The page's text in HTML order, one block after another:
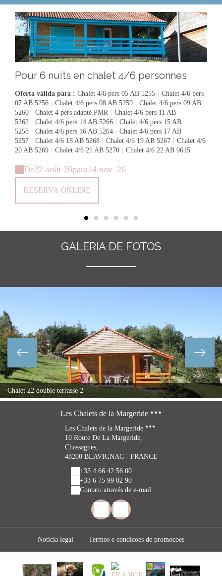
Pour 6 nuits en chalet 4/6 personnes
Oferta válida para : Chalet 4/6 pers 05 AB 5255
Chalet 4/6 pers
07 AB 5256
Chalet 4/6 pers 08 AB 5259
Chalet 4/6 pers 09 AB
5260
Chalet 4 pers adapté PMR
Chalet 4/6 pers 11 AB
5262
Chalet 4/6 pers 14 AB 5266
Chalet 4/6 pers 15 AB
5258
Chalet 4/6 pers 16 AB 5264
Chalet 4/6 pers 17 AB
5257
Chalet 4/6 18 AB 5268 Chalet 4/6 19 AB 5267
Chalet 4/6
20 AB 5269
Chalet 4/6 21 AB 5270 Chalet 4/6 22 AB 9615
De22 août 26para14 nov. 26
RESERVA ONLINE
GALERIA DE FOTOS
Chalet 22 double terrasse 2
Les Chalets de la Margeride
Les Chalets de la Margeride
10 Route De La Margeride,
Chassagnes,
48200 BLAVIGNAC - FRANCE
+33 4 66 42 56 00
+33 6 75 99 02 90
Contato através de e-mail
Noticia legal Termos e condicoes de promocoes